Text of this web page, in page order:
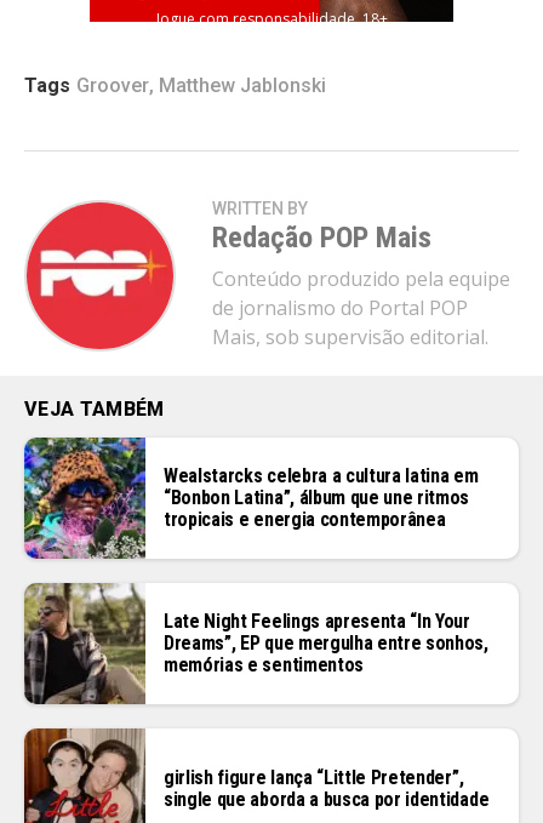
Jogue com responsabilidade. 18+
Tags Groover, Matthew Jablonski
WRITTEN BY
Redação POP Mais
Conteúdo produzido pela equipe
de jornalismo do Portal POP
Mais, sob supervisão editorial.
VEJA TAMBÉM
Wealstarcks celebra a cultura latina em
“Bonbon Latina”, álbum que une ritmos
tropicais e energia contemporânea
Late Night Feelings apresenta “In Your
Dreams”, EP que mergulha entre sonhos,
memórias e sentimentos
girlish figure lança “Little Pretender”,
single que aborda a busca por identidade
Pinterest